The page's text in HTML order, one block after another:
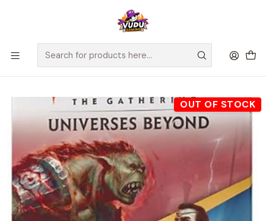
🚀 ¡Despachamos a todo Chile! Envío GRATIS a Regiones sobre
$100.000 y a RM sobre $35.000
Home Juegos de Cartas TCG
Magic The Gathering
Sellados Magic The Gathering
MTG - Lord of the Rings Jumpstart Vol 2 Booster - Inglés
OUT OF STOCK